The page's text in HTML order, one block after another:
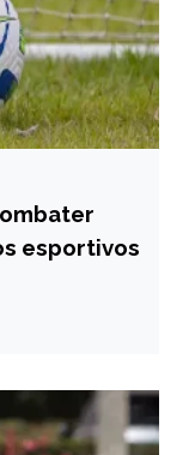
esportivos